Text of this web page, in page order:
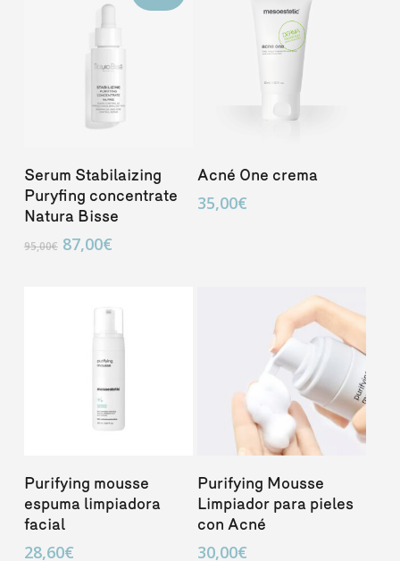
Serum Stabilaizing
Puryfing concentrate
Natura Bisse
95,00€ El
87,00€El
Acné One crema
35,00€
Añadir Al Carrito
Purifying mousse
espuma limpiadora
facial
28,60€
Añadir Al Carrito
Purifying Mousse
Limpiador para pieles
con Acné
30,00€